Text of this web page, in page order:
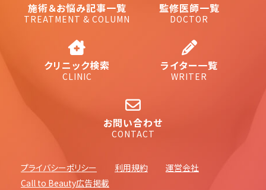
施術＆お悩み記事一覧
TREATMENT & COLUMN
監修医師一覧
DOCTOR
クリニック検索
CLINIC
ライター一覧
WRITER
お問い合わせ
CONTACT
プライバシーポリシー 利用規約
運営会社
Call to Beauty広告掲載